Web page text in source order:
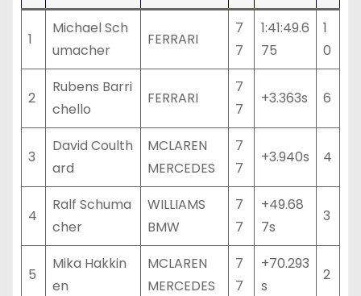
1
Michael Sch
umacher
FERRARI
7
7
1:41:49.6
75
1
0
2
Rubens Barri
chello
FERRARI
7
7
+3.363s 6
3
David Coulth
ard
MCLAREN
MERCEDES
7
7
+3.940s 4
4
Ralf Schuma
cher
WILLIAMS
BMW
7
7
+49.68
7s
3
5
Mika Hakkin
en
MCLAREN
MERCEDES
7
7
+70.293
s
2